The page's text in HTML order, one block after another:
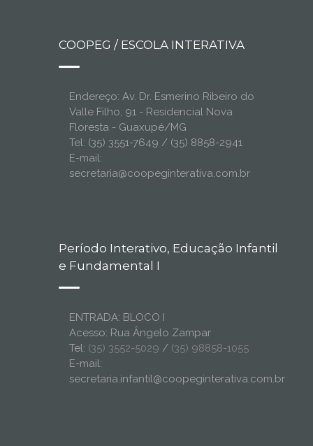
COOPEG / ESCOLA INTERATIVA
Endereço: Av. Dr. Esmerino Ribeiro do
Valle Filho, 91 - Residencial Nova
Floresta - Guaxupé/MG
Tel: (35) 3551-7649 / (35) 8858-2941
E-mail:
secretaria@coopeginterativa.com.br
Período Interativo, Educação Infantil
e Fundamental I
ENTRADA: BLOCO I
Acesso: Rua Ângelo Zampar
Tel: (35) 3552-5029 / (35) 98858-1055
E-mail:
secretaria.infantil@coopeginterativa.com.br